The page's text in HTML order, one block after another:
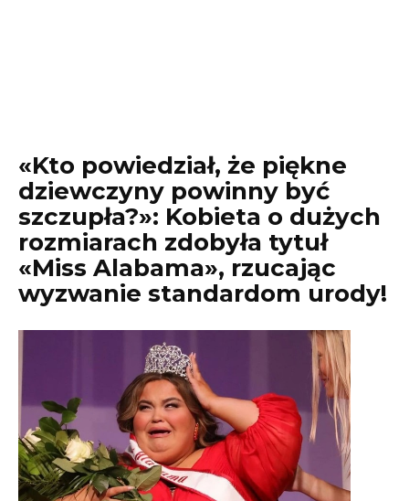
«Kto powiedział, że piękne
dziewczyny powinny być
szczupła?»: Kobieta o dużych
rozmiarach zdobyła tytuł
«Miss Alabama», rzucając
wyzwanie standardom urody!